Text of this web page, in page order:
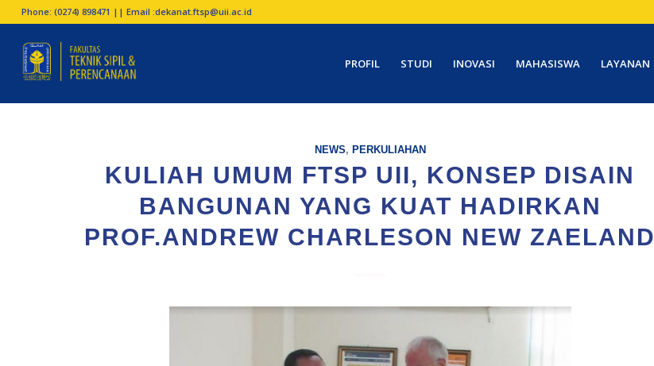
Phone: (0274) 898471 || Email :dekanat.ftsp@uii.ac.id
PROFIL STUDI INOVASI MAHASISWA LAYANAN
NEWS, PERKULIAHAN
KULIAH UMUM FTSP UII, KONSEP DISAIN
BANGUNAN YANG KUAT HADIRKAN
PROF.ANDREW CHARLESON NEW ZAELAND